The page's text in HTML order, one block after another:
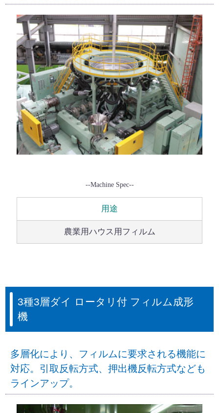
--Machine Spec--
用途
農業用ハウス用フィルム
3種3層ダイ ロータリ付 フィルム成形
機
多層化により、フィルムに要求される機能に
対応。引取反転方式、押出機反転方式なども
ラインアップ。